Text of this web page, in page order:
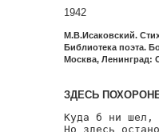
1942
М.В.Исаковский.
Библиотека поэта.
Москва, Ленинград:
ЗДЕСЬ
Куда б ни шел,
Но здесь